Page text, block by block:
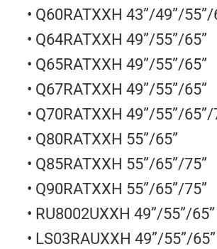
• Q60RATXXH 43”/49”/
• Q64RATXXH 49”/55”/65”
• Q65RATXXH 49”/55”/65”
• Q67RATXXH 49”/55”/65”
• Q70RATXXH 49”/55”/65”/
• Q80RATXXH 55”/65”
• Q85RATXXH 55”/65”/75”
• Q90RATXXH 55”/65”/75”
• RU8002UXXH 49”/55”/65”
• LS03RAUXXH 49”/55”/65”